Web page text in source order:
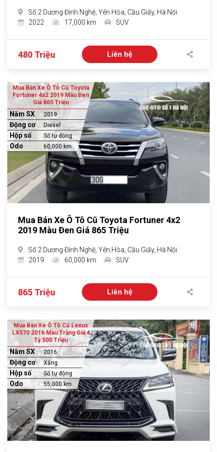
Số 2 Dương Đình Nghệ, Yên Hòa, Cầu Giấy, Hà Nội
2022
17,000 km SUV
480 Triệu Liên hệ
Mua Bán Xe Ô Tô Cũ Toyota
Fortuner 4x2 2019 Màu Đen
Giá 865 Triệu
Năm SX 2019
Động cơ Diesel
Hộp số Số tự động
Odo 60,000 km
Mua Bán Xe Ô Tô Cũ Toyota Fortuner 4x2
2019 Màu Đen Giá 865 Triệu
Số 2 Dương Đình Nghệ, Yên Hòa, Cầu Giấy, Hà Nội
2019
60,000 km SUV
865 Triệu Liên hệ
Mua Bán Xe Ô Tô Cũ Lexus
LX570 2016 Màu Trắng Giá 4
Tỷ 500 Triệu
Năm SX 2016
Động cơ Xăng
Hộp số Số tự động
Odo 55,000 km